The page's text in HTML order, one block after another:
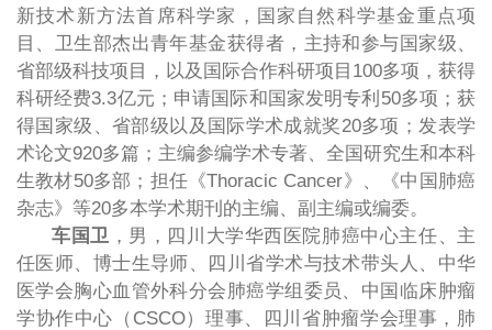
新技术新方法首席科学家，国家自然科学基金重点项
目、卫生部杰出青年基金获得者，主持和参与国家级、
省部级科技项目，以及国际合作科研项目 100多项，获得
科研经费3.3亿元；申请国际和国家发明专利 50多项；获
得国家级、省部级以及国际学术成就奖20多项；发表学
术论文920多篇；主编参编学术专著、全国研究生和本科
生教材50多部；担任《Thoracic Cancer》、《中国肺癌
杂志》等20多本学术期刊的主编、副主编或编委。
车国卫 ，男，四川大学华西医院肺癌中心主任、主
任医师、博士生导师、四川省学术与技术带头人、中华
医学会胸心血管外科分会肺癌学组委员、中国临床肿瘤
学协作中心（ CSCO）理事、四川省肿瘤学会理事，肺